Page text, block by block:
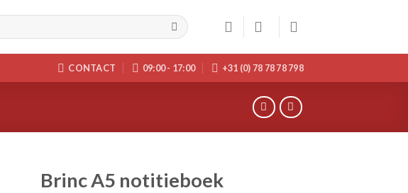
CONTACT 09:00 - 17:00 +31 (0) 78 78 78 798
Brinc A5 notitieboek